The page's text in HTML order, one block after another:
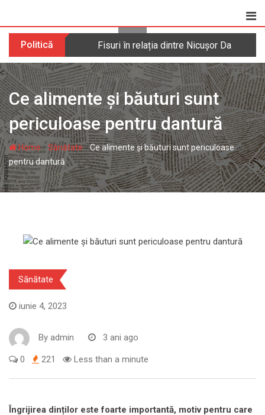
content
Politică Fisuri în relația dintre Nicușor Dan și
Ce alimente și băuturi sunt
periculoase pentru dantură
Home-Sănătate-Ce alimente și băuturi sunt periculoase
pentru dantură
Sănătate
iunie 4, 2023
By admin 3 ani ago
0 221 Less than a minute
Îngrijirea dinților este foarte importantă, motiv pentru care